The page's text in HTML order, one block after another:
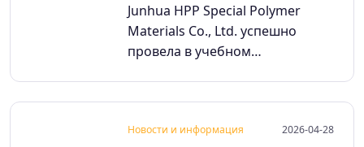
Junhua HPP Special Polymer
Materials Co., Ltd. успешно
провела в учебном…
Новости и информация 2026-04-28